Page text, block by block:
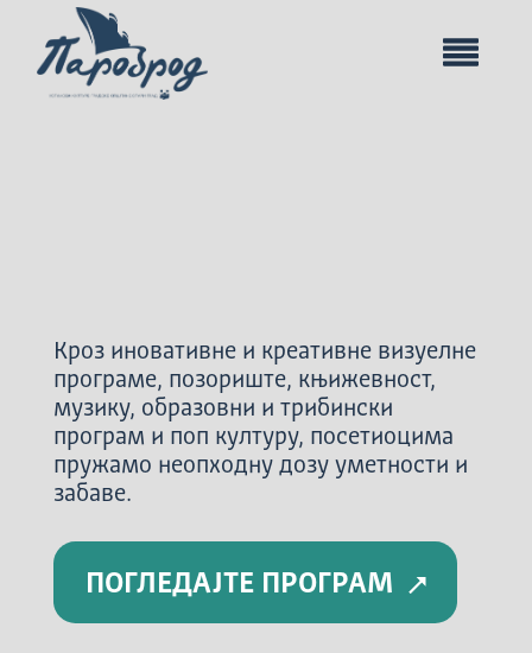
Кроз иновативне и креативне визуелне
програме, позориште, књижевност,
музику, образовни и трибински
програм и поп културу, посетиоцима
пружамо неопходну дозу уметности и
забаве.
ПОГЛЕДАЈТЕ ПРОГРАМ